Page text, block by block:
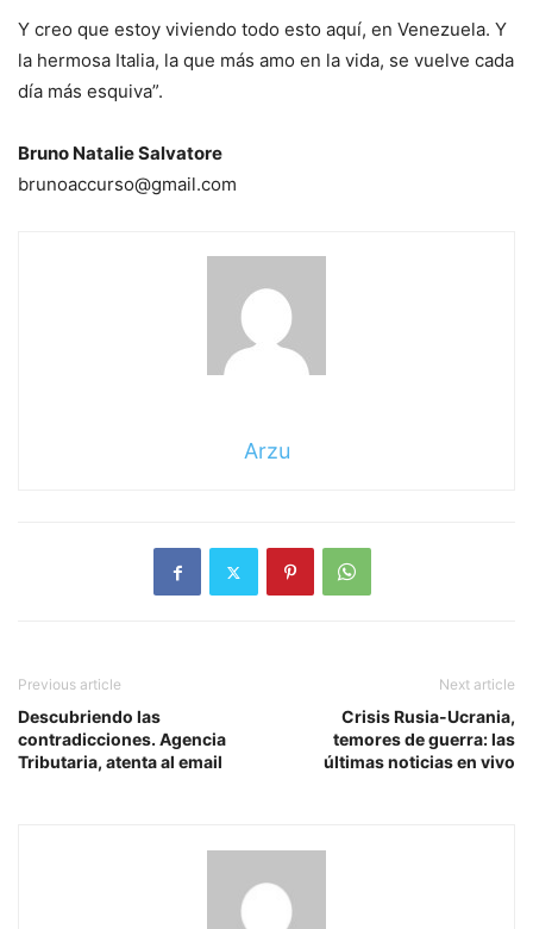
Y creo que estoy viviendo todo esto aquí, en Venezuela. Y
la hermosa Italia, la que más amo en la vida, se vuelve cada
día más esquiva”.
Bruno Natalie Salvatore
brunoaccurso@gmail.com
Arzu
Previous article
Descubriendo las
contradicciones. Agencia
Tributaria, atenta al email
Next article
Crisis Rusia-Ucrania,
temores de guerra: las
últimas noticias en vivo